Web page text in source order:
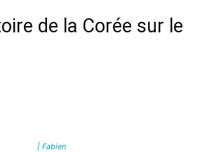
de la Corée sur le
| Fabien